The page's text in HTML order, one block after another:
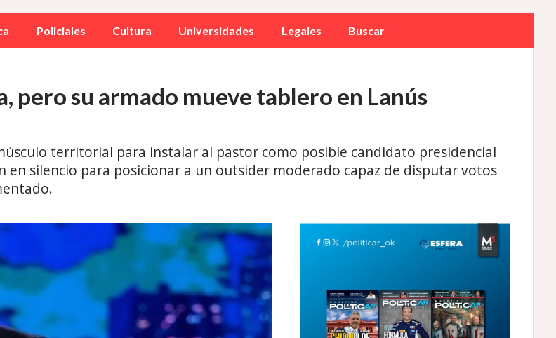
Policiales Cultura Universidades Legales Buscar
pero su armado mueve tablero en Lanús
territorial para instalar al pastor como posible candidato presidencial
en silencio para posicionar a un outsider moderado capaz de disputar votos